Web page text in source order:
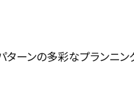
ーンの多彩なプランニン